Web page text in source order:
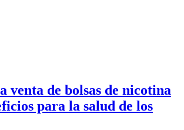
venta de bolsas de nicotina
para la salud de los